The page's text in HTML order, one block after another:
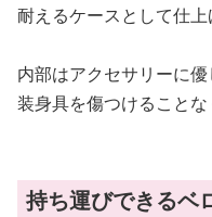
耐えるケースとして仕上
内部はアクセサリーに
装身具を傷つけることな
持ち運びできるベ